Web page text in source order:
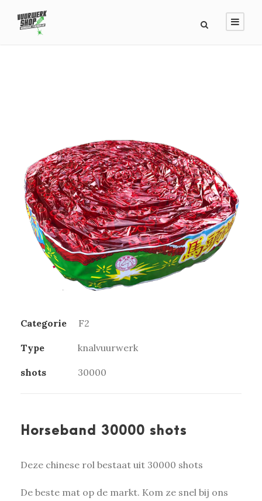
Categorie F2
Type knalvuurwerk
shots 30000
Horseband 30000 shots
Deze chinese rol bestaat uit 30000 shots
De beste mat op de markt. Kom ze snel bij ons